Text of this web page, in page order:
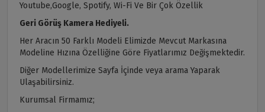
Youtube,Google, Spotify, Wi-Fi Ve Bir Çok Özellik
Geri Görüş Kamera Hediyeli.
Her Aracın 50 Farklı Modeli Elimizde Mevcut Markasına
Modeline Hızına Özelliğine Göre Fiyatlarımız Değişmektedir.
Diğer Modellerimize Sayfa İçinde veya arama Yaparak
Ulaşabilirsiniz.
Kurumsal Firmamız;